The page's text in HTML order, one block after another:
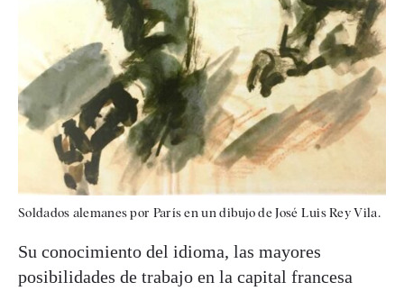
Soldados alemanes por París en un dibujo de José Luis Rey Vila.
Su conocimiento del idioma, las mayores
posibilidades de trabajo en la capital francesa